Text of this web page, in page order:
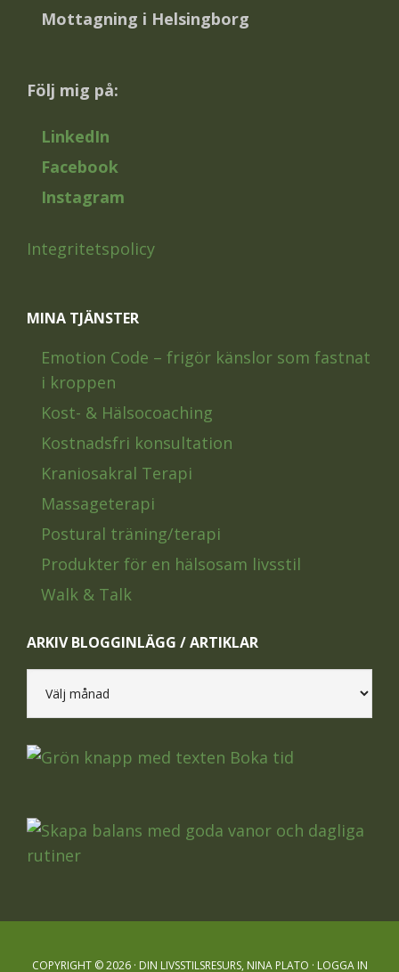
Mottagning i Helsingborg
Följ mig på:
LinkedIn
Facebook
Instagram
Integritetspolicy
MINA TJÄNSTER
Emotion Code – frigör känslor som fastnat
i kroppen
Kost- & Hälsocoaching
Kostnadsfri konsultation
Kraniosakral Terapi
Massageterapi
Postural träning/terapi
Produkter för en hälsosam livsstil
Walk & Talk
ARKIV BLOGGINLÄGG / ARTIKLAR
blogginlägg
artiklar
COPYRIGHT © 2026 · DIN LIVSSTILSRESURS, NINA PLATO · LOGGA IN